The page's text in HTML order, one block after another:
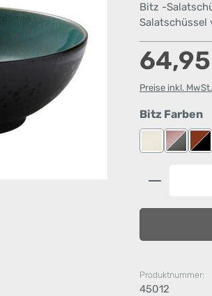
Bitz -
Salatschüssel
Regulärer Preis:
Preise inkl.
Bitz Farben
Creme/Grau/
Produkt
Produktnummer:
45012